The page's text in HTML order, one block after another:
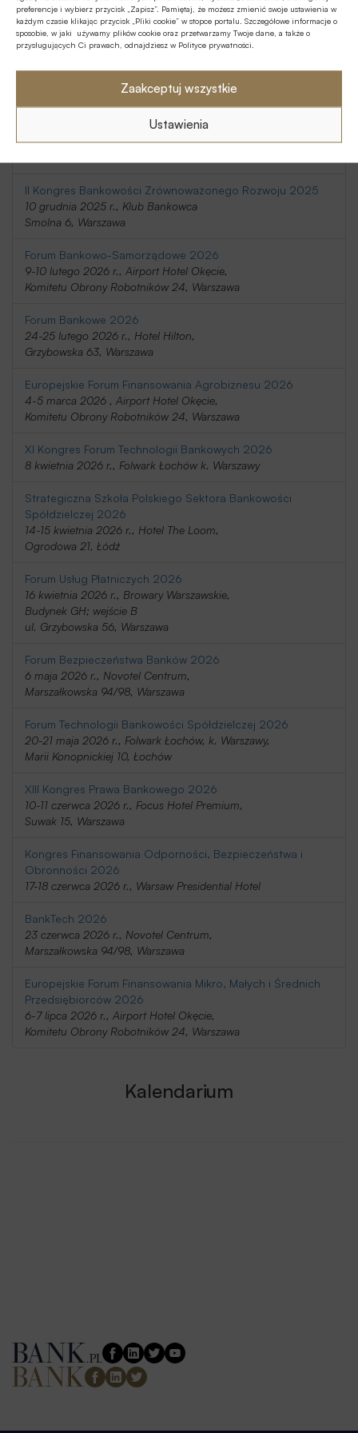
preferencje i wybierz przycisk „Zapisz”. Pamiętaj, że możesz zmienić swoje ustawienia w
każdym czasie klikając przycisk „Pliki cookie” w stopce portalu. Szczegółowe informacje o
sposobie, w jaki używamy plików cookie oraz przetwarzamy Twoje dane, a także o
przysługujących Ci prawach, odnajdziesz w Polityce prywatności.
Zaakceptuj wszystkie
Ustawienia
20-21 listopada 2025 r., Holiday Inn
Telimeny 1, Józefów
Belwederska 23, Warszawa
9 grudnia 2025 r., Novotel Centrum,
II Kongres Bankowości Zrównoważonego Rozwoju 2025
10 grudnia 2025 r., Klub Bankowca
Smolna 6, Warszawa
Forum Bankowo-Samorządowe 2026
9-10 lutego 2026 r., Airport Hotel Okęcie,
Komitetu Obrony Robotników 24, Warszawa
Forum Bankowe 2026
24-25 lutego 2026 r., Hotel Hilton,
Grzybowska 63, Warszawa
Europejskie Forum Finansowania Agrobiznesu 2026
4-5 marca 2026 , Airport Hotel Okęcie,
Komitetu Obrony Robotników 24, Warszawa
XI Kongres Forum Technologii Bankowych 2026
8 kwietnia 2026 r., Folwark Łochów k. Warszawy
Strategiczna Szkoła Polskiego Sektora Bankowości
Spółdzielczej 2026
14-15 kwietnia 2026 r., Hotel The Loom,
Ogrodowa 21, Łódź
Forum Usług Płatniczych 2026
16 kwietnia 2026 r., Browary Warszawskie,
Budynek GH; wejście B
ul. Grzybowska 56, Warszawa
Forum Bezpieczeństwa Banków 2026
6 maja 2026 r., Novotel Centrum,
Marszałkowska 94/98, Warszawa
Forum Technologii Bankowości Spółdzielczej 2026
20-21 maja 2026 r., Folwark Łochów, k. Warszawy,
Marii Konopnickiej 10, Łochów
XIII Kongres Prawa Bankowego 2026
10-11 czerwca 2026 r., Focus Hotel Premium,
Suwak 15, Warszawa
Kongres Finansowania Odporności, Bezpieczeństwa i
Obronności 2026
17-18 czerwca 2026 r., Warsaw Presidential Hotel
BankTech 2026
23 czerwca 2026 r., Novotel Centrum,
Marszałkowska 94/98, Warszawa
Europejskie Forum Finansowania Mikro, Małych i Średnich
Przedsiębiorców 2026
6-7 lipca 2026 r., Airport Hotel Okęcie,
Komitetu Obrony Robotników 24, Warszawa
Kalendarium